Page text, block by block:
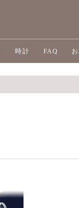
時計 FAQ